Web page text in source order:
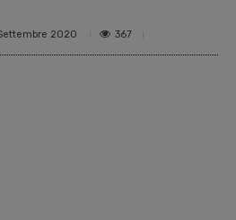
2020 367